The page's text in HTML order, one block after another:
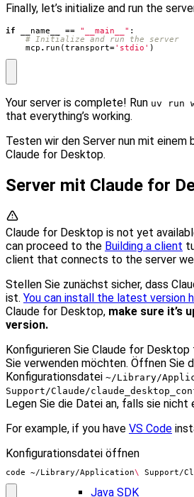
Java SDK
Finally, let’s initialize and run the
if __name__ == "__main__" :
# Initialize and run the server
mcp . run (transport='stdio' )
Your server is complete! Run uv run
that everything’s working.
Testen wir den Server nun mit einem
Claude for Desktop.
Server mit Claude for
Claude for Desktop is not yet
can proceed to the Building a client
client that connects to the server
Stellen Sie zunächst sicher, dass
ist. You can install the latest version
Claude for Desktop, make sure it’s
version.
Konfigurieren Sie Claude for Desktop
Sie verwenden möchten. Öffnen Sie
Konfigurationsdatei ~/Library/
Support/Claude/
Legen Sie die Datei an, falls sie nicht
For example, if you have VS Code
Konfigurationsdatei öffnen
code ~/Library/Application\ Support/